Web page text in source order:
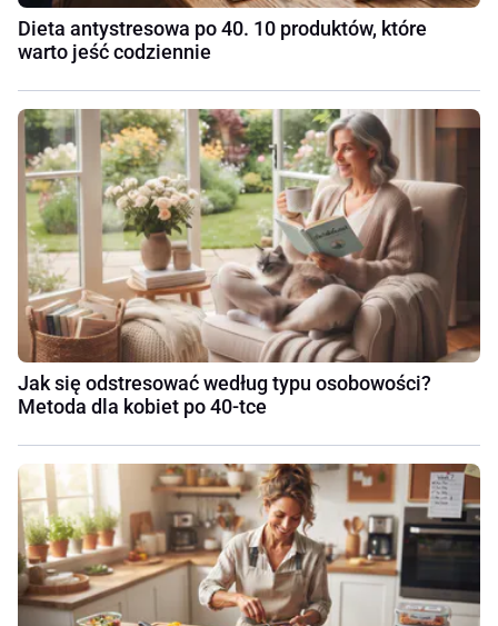
Dieta antystresowa po 40. 10 produktów, które
warto jeść codziennie
Jak się odstresować według typu osobowości?
Metoda dla kobiet po 40-tce